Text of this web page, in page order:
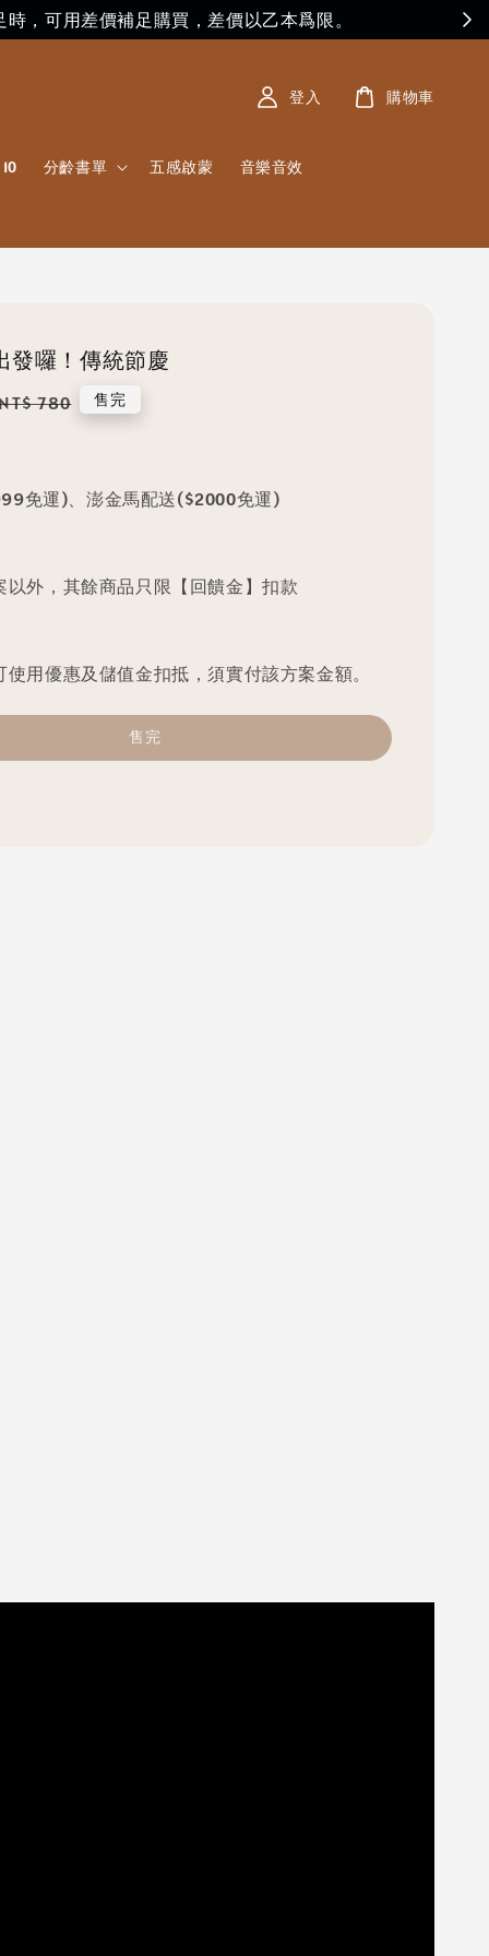
，可用差價補足購買，差價以乙本爲限。
分齡書單 五感啟蒙 音樂音效
登入 購物車
發囉！傳統節慶
780 售完
免運)、澎金馬配送($2000免運)
以外，其餘商品只限【回饋金】扣款
使用優惠及儲值金扣抵，須實付該方案金額。
售完